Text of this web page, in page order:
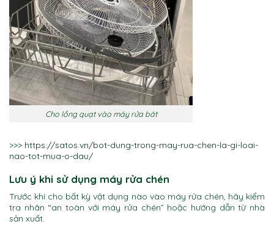
Cho lồng quạt vào máy rửa bát
>>> https://satos.vn/bot-dung-trong-may-rua-chen-la-gi-loai-
nao-tot-mua-o-dau/
Lưu ý khi sử dụng máy rửa chén
Trước khi cho bất kỳ vật dụng nào vào máy rửa chén, hãy kiểm
tra nhãn “an toàn với máy rửa chén” hoặc hướng dẫn từ nhà
sản xuất.